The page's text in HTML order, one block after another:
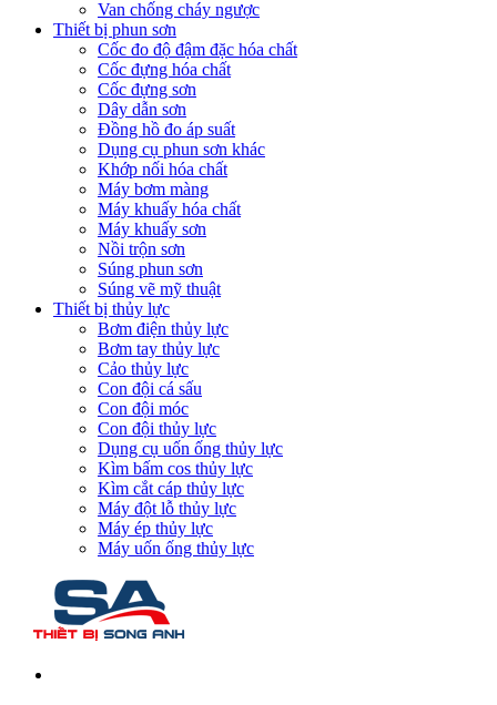
Van chống cháy ngược
Thiết bị phun sơn
Cốc đo độ đậm đặc hóa chất
Cốc đựng hóa chất
Cốc đựng sơn
Dây dẫn sơn
Đồng hồ đo áp suất
Dụng cụ phun sơn khác
Khớp nối hóa chất
Máy bơm màng
Máy khuấy hóa chất
Máy khuấy sơn
Nồi trộn sơn
Súng phun sơn
Súng vẽ mỹ thuật
Thiết bị thủy lực
Bơm điện thủy lực
Bơm tay thủy lực
Cảo thủy lực
Con đội cá sấu
Con đội móc
Con đội thủy lực
Dụng cụ uốn ống thủy lực
Kìm bấm cos thủy lực
Kìm cắt cáp thủy lực
Máy đột lỗ thủy lực
Máy ép thủy lực
Máy uốn ống thủy lực